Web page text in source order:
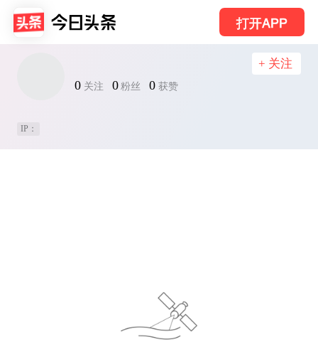
打开APP
0 关注 0 粉丝 0 获赞
+ 关注
IP：